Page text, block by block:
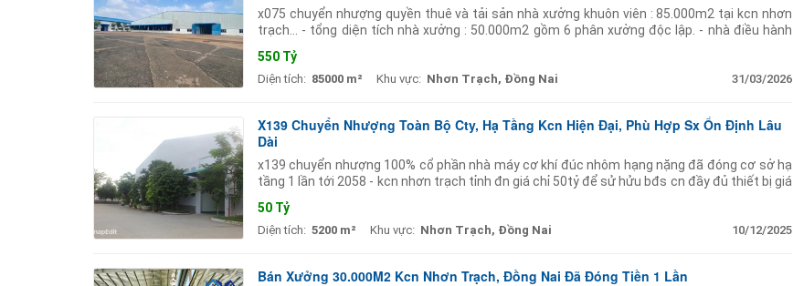
x075 chuyển nhượng quyền thuê và tải sản nhà xưởng khuôn viên : 85.000m2 tại kcn nhơn
trạch... - tổng diện tích nhà xưởng : 50.000m2 gồm 6 phân xưởng độc lập. - nhà điều hành
550 Tỷ
Diện tích: 85000 m² Khu vực: Nhơn Trạch, Đồng Nai 31/03/2026
X139 Chuyển Nhượng Toàn Bộ Cty, Hạ Tầng Kcn Hiện Đại, Phù Hợp Sx Ổn Định Lâu
Dài
x139 chuyển nhượng 100% cổ phần nhà máy cơ khí đúc nhôm hạng nặng đã đóng cơ sở hạ
tầng 1 lần tới 2058 - kcn nhơn trạch tỉnh đn giá chỉ 50tỷ để sử hửu bđs cn đầy đủ thiết bị giá
50 Tỷ
Diện tích: 5200 m² Khu vực: Nhơn Trạch, Đồng Nai 10/12/2025
Bán Xưởng 30.000M2 Kcn Nhơn Trạch, Đồng Nai Đã Đóng Tiền 1 Lần